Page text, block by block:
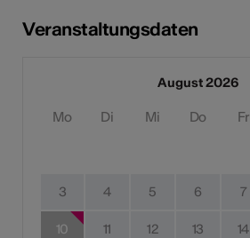
Veranstaltungsdaten
August 2026
Mo Di Mi Do Fr
3 4 5 6 7
10 11 12 13 14